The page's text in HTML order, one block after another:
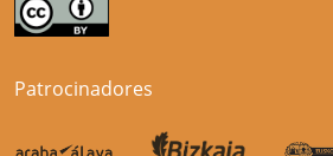
Patrocinadores